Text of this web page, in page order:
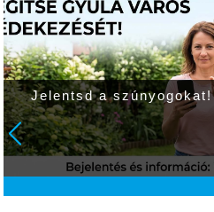
Jelentsd a szúnyogokat!